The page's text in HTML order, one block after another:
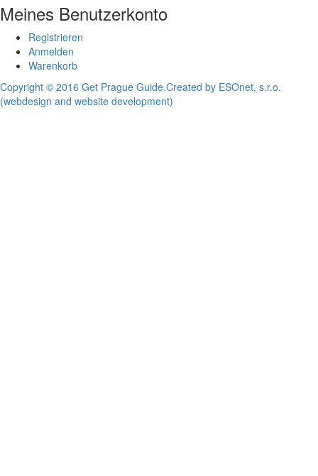
Meines Benutzerkonto
Registrieren
Anmelden
Warenkorb
Copyright © 2016 Get Prague Guide.Created by ESOnet, s.r.o.
(webdesign and website development)